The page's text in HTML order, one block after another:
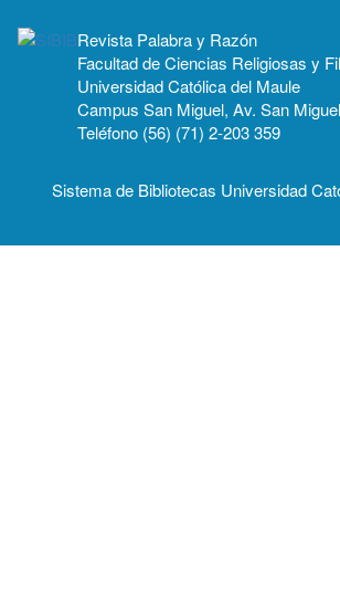
Revista Palabra y Razón
Facultad de Ciencias Religiosas y
Universidad Católica del Maule
Campus San Miguel, Av. San
Teléfono (56) (71) 2-203 359
Sistema de Bibliotecas Universidad